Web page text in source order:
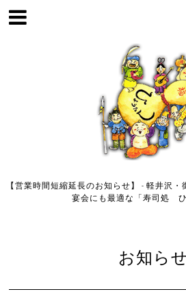
【営業時間短縮延長のお知らせ】 - 軽井沢
宴会にも最適な「寿司処
お知らせ